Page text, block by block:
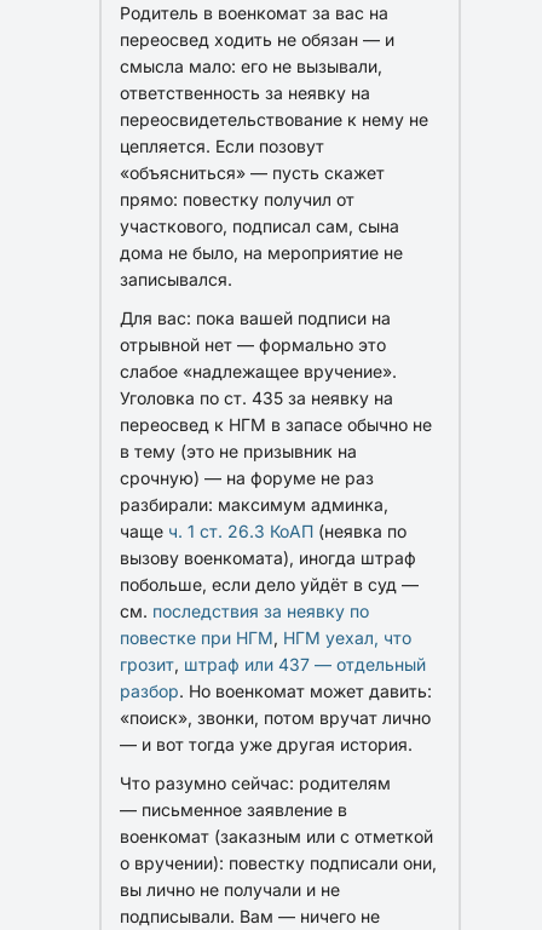
Родитель в военкомат за вас на
переосвед ходить не обязан — и
смысла мало: его не вызывали,
ответственность за неявку на
переосвидетельствование к нему не
цепляется. Если позовут
«объясниться» — пусть скажет
прямо: повестку получил от
участкового, подписал сам, сына
дома не было, на мероприятие не
записывался.
Для вас: пока вашей подписи на
отрывной нет — формально это
слабое «надлежащее вручение».
Уголовка по ст. 435 за неявку на
переосвед к НГМ в запасе обычно не
в тему (это не призывник на
срочную) — на форуме не раз
разбирали: максимум админка,
чаще ч. 1 ст. 26.3 КоАП (неявка по
вызову военкомата), иногда штраф
побольше, если дело уйдёт в суд —
см. последствия за неявку по
повестке при НГМ, НГМ уехал, что
грозит, штраф или 437 — отдельный
разбор. Но военкомат может давить:
«поиск», звонки, потом вручат лично
— и вот тогда уже другая история.
Что разумно сейчас: родителям
— письменное заявление в
военкомат (заказным или с отметкой
о вручении): повестку подписали они,
вы лично не получали и не
подписывали. Вам — ничего не